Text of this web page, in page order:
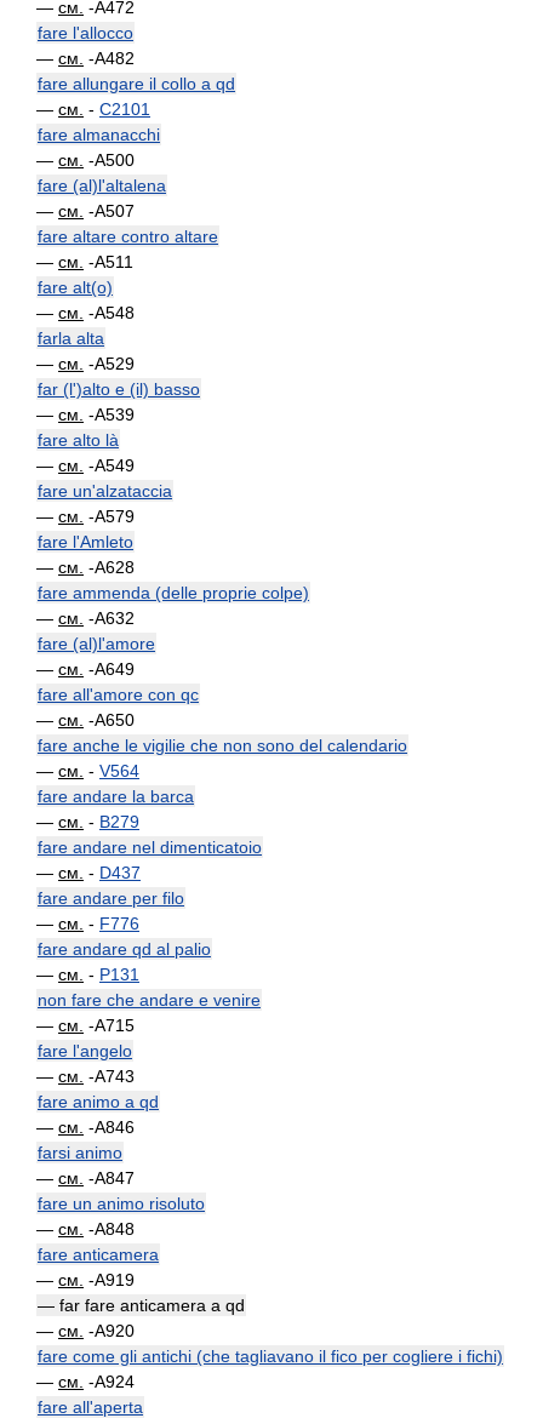
— см. -A472
fare l'allocco
— см. -A482
fare allungare il collo a qd
— см. - C2101
fare almanacchi
— см. -A500
fare (al)l'altalena
— см. -A507
fare altare contro altare
— см. -A511
fare alt(o)
— см. -A548
farla alta
— см. -A529
far (l')alto e (il) basso
— см. -A539
fare alto là
— см. -A549
fare un'alzataccia
— см. -A579
fare l'Amleto
— см. -A628
fare ammenda (delle proprie colpe)
— см. -A632
fare (al)l'amore
— см. -A649
fare all'amore con qc
— см. -A650
fare anche le vigilie che non sono del calendario
— см. - V564
fare andare la barca
— см. - B279
fare andare nel dimenticatoio
— см. - D437
fare andare per filo
— см. - F776
fare andare qd al palio
— см. - P131
non fare che andare e venire
— см. -A715
fare l'angelo
— см. -A743
fare animo a qd
— см. -A846
farsi animo
— см. -A847
fare un animo risoluto
— см. -A848
fare anticamera
— см. -A919
— far fare anticamera a qd
— см. -A920
fare come gli antichi (che tagliavano il fico per cogliere i fichi)
— см. -A924
fare all'aperta